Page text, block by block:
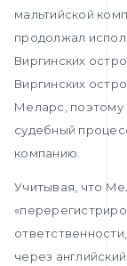
мальтийской
продолжал
Виргинских
Виргинских
Меларс, поэтому
судебный
компанию.
Учитывая, что
через